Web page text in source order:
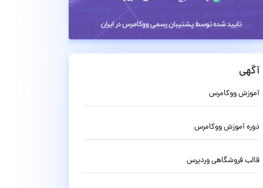
آگهی
آموزش ووکامرس
دوره آموزش ووکامرس
قالب فروشگاهی وردپرس